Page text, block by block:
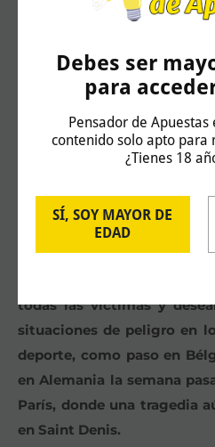
Debes ser
para
Pensador de
contenido solo apto para
¿Tienes 18
SÍ, SOY MAYOR DE
EDAD
momentos en esta
al Olympiquegracias a
Ongenda ante el Lorient. El
tan inesperado ante
temporada, el Nice; la
Desde el Pensador de
todas las victimas y
situaciones de peligro en
deporte, como paso en
en Alemania la semana
París, donde una tragedia
en Saint Denis.